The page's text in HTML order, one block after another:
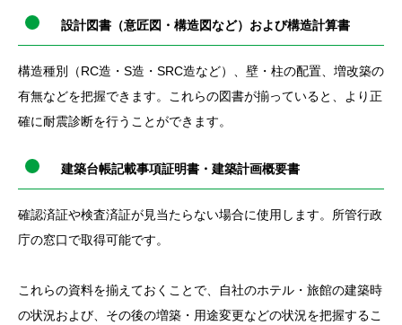
設計図書（意匠図・構造図など）および構造計算書
構造種別（RC造・S造・SRC造など）、壁・柱の配置、増改築の
有無などを把握できます。これらの図書が揃っていると、より正
確に耐震診断を行うことができます。
建築台帳記載事項証明書・建築計画概要書
確認済証や検査済証が見当たらない場合に使用します。所管行政
庁の窓口で取得可能です。
これらの資料を揃えておくことで、自社のホテル・旅館の建築時
の状況および、その後の増築・用途変更などの状況を把握するこ